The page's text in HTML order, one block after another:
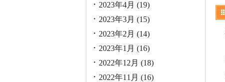
2023年4月 (19)
2023年3月 (15)
2023年2月 (14)
2023年1月 (16)
2022年12月 (18)
2022年11月 (16)